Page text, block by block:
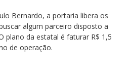
Bernardo, a portaria libera os
algum parceiro disposto a
plano da estatal é faturar R$ 1,5
de operação.